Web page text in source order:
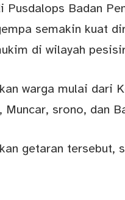
Badan
semakin kuat
di wilayah
warga mulai dari
srono, dan
getaran tersebut,